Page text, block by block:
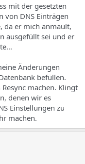
mit der gesetzten
von DNS Einträgen
da er mich anmault,
ausgefüllt sei und er
Änderungen
befüllen.
machen. Klingt
denen wir es
Einstellungen zu
machen.